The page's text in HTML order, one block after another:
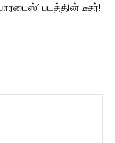
பாரடைஸ்’ படத்தின் டீசர்!